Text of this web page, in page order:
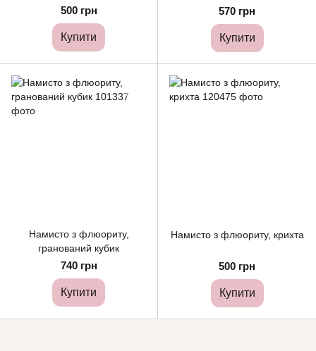
500 грн
Купити
570 грн
Купити
Намисто з флюориту,
гранований кубик
740 грн
Купити
Намисто з флюориту, крихта
500 грн
Купити